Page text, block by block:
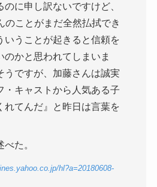
のに申し訳ないですけど、
のことがまだ全然払拭でき
いうことが起きると信頼を
のかと思われてしまいま
うですが、加藤さんは誠実
・キャストから人気ある子
れてんだ』と昨日は言葉を
た。
hl?a=20180608-